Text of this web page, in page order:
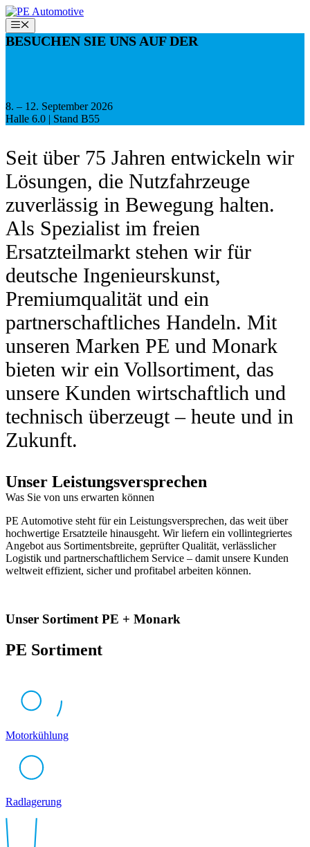
Zum
Inhalt
springen
Menü
BESUCHEN SIE UNS AUF DER
8. – 12. September 2026
Halle 6.0 | Stand B55
Seit über 75 Jahren entwickeln wir
Lösungen, die Nutzfahrzeuge
zuverlässig in Bewegung halten.
Als Spezialist im freien
Ersatzteilmarkt stehen wir für
deutsche Ingenieurskunst,
Premiumqualität und ein
partnerschaftliches Handeln. Mit
unseren Marken PE und Monark
bieten wir ein Vollsortiment, das
unsere Kunden wirtschaftlich und
technisch überzeugt – heute und in
Zukunft.
Unser Leistungsversprechen
Was Sie von uns erwarten können
PE Automotive steht für ein Leistungsversprechen, das weit über
hochwertige Ersatzteile hinausgeht. Wir liefern ein vollintegriertes
Angebot aus Sortimentsbreite, geprüfter Qualität, verlässlicher
Logistik und partnerschaftlichem Service – damit unsere Kunden
weltweit effizient, sicher und profitabel arbeiten können.
Unser Sortiment PE + Monark
PE Sortiment
Motorkühlung
Radlagerung